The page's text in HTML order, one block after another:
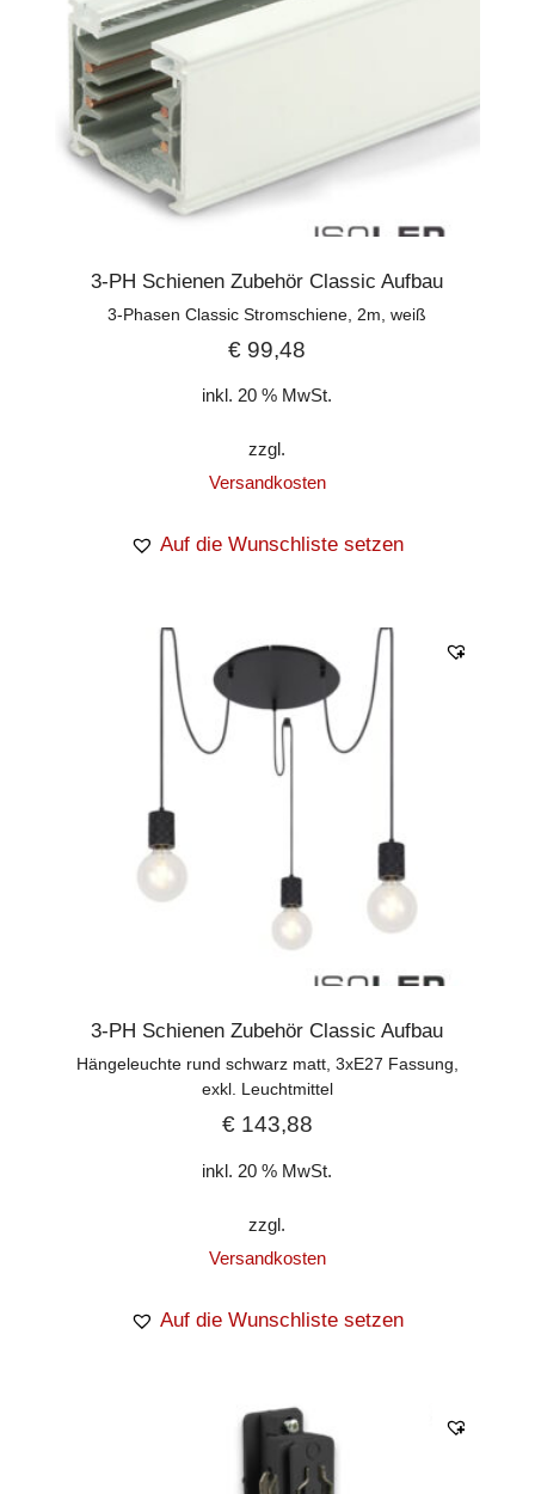
3-PH Schienen Zubehör Classic Aufbau
3-Phasen Classic Stromschiene, 2m, weiß
€ 99,48
inkl. 20 % MwSt.
zzgl.
Versandkosten
Auf die Wunschliste setzen
3-PH Schienen Zubehör Classic Aufbau
Hängeleuchte rund schwarz matt, 3xE27 Fassung,
exkl. Leuchtmittel
€143,88
inkl. 20 % MwSt.
zzgl.
Versandkosten
Auf die Wunschliste setzen